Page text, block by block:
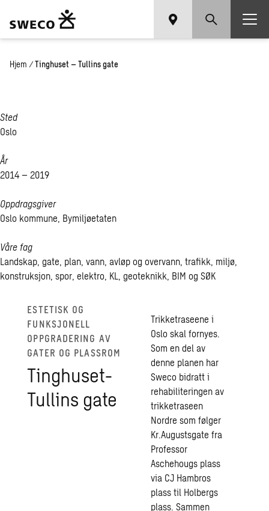
Hjem / Tinghuset – Tullins gate
Sted
Oslo
År
2014 – 2019
Oppdragsgiver
Oslo kommune, Bymiljøetaten
Våre fag
Landskap, gate, plan, vann, avløp og overvann, trafikk, miljø,
konstruksjon, spor, elektro, KL, geoteknikk, BIM og SØK
ESTETISK OG
FUNKSJONELL
OPPGRADERING AV
GATER OG PLASSROM
Tinghuset-
Tullins gate
Trikketraseene i
Oslo skal fornyes.
Som en del av
denne planen har
Sweco bidratt i
rehabiliteringen av
trikketraseen
Nordre som følger
Kr.Augustsgate fra
Professor
Aschehougs plass
via CJ Hambros
plass til Holbergs
plass. Sammen